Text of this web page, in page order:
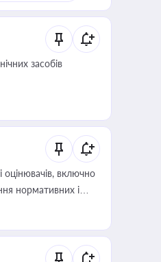
засобів
оцінювачів, включно
нормативних і